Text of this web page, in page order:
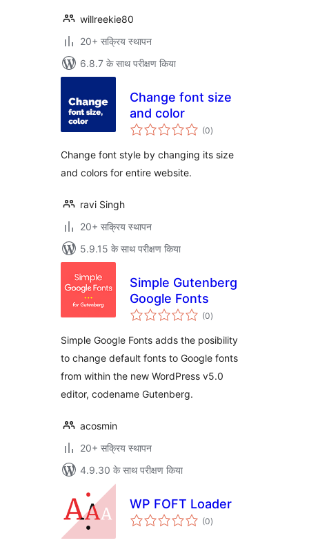
willreekie80
20+ सक्रिय स्थापन
6.8.7 के साथ परीक्षण किया
Change font size
and color
(0कुल
दर)
Change font style by changing its size
and colors for entire website.
ravi Singh
20+ सक्रिय स्थापन
5.9.15 के साथ परीक्षण किया
Simple Gutenberg
Google Fonts
(0कुल
दर)
Simple Google Fonts adds the posibility
to change default fonts to Google fonts
from within the new WordPress v5.0
editor, codename Gutenberg.
acosmin
20+ सक्रिय स्थापन
4.9.30 के साथ परीक्षण किया
WP FOFT Loader
(0कुल
दर)